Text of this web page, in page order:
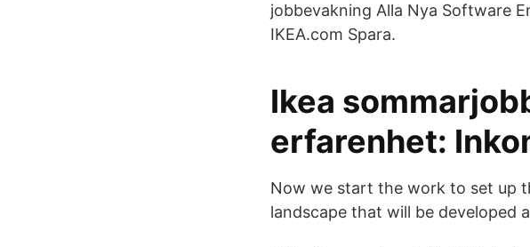
jobbevakning Alla Nya Software
IKEA.com Spara.
Ikea
erfarenhet:
Now we start the work to set up
landscape that will be developed